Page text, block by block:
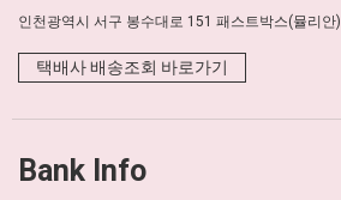
인천광역시 서구 봉수대로 151 패스트박스(뮬리안)
택배사 배송조회 바로가기
Bank Info